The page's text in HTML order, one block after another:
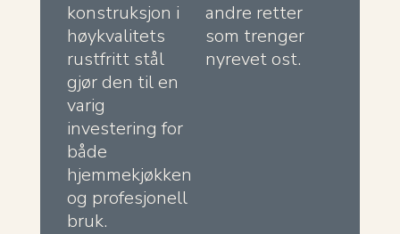
konstruksjon i
høykvalitets
rustfritt stål
gjør den til en
varig
investering for
både
hjemmekjøkken
og profesjonell
bruk.
andre retter
som trenger
nyrevet ost.